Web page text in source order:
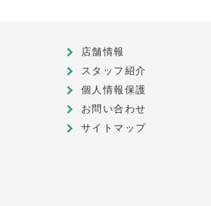
店舗情報
スタッフ紹介
個人情報保護
お問い合わせ
サイトマップ